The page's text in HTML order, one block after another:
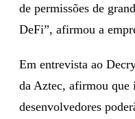
de permissões de
DeFi”, afirmou a
Em entrevista ao
da Aztec, afirmou que
desenvolvedores